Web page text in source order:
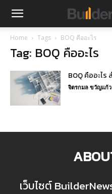
Home Tags BOQ คืออะไร
Tag: BOQ คืออะไร
BOQ คืออะไ
จิตรกมล ขวัญแก้ว
เว็บไซต์